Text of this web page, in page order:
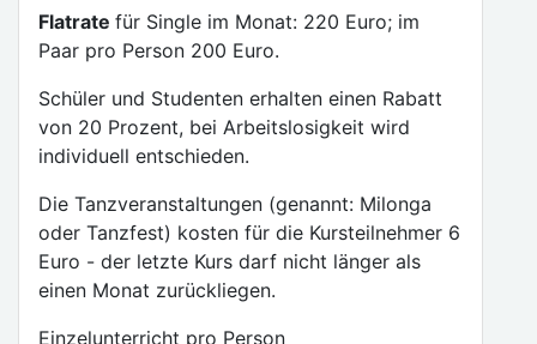
Flatrate für Single im Monat: 220 Euro; im
Paar pro Person 200 Euro.
Schüler und Studenten erhalten einen Rabatt
von 20 Prozent, bei Arbeitslosigkeit wird
individuell entschieden.
Die Tanzveranstaltungen (genannt: Milonga
oder Tanzfest) kosten für die Kursteilnehmer 6
Euro - der letzte Kurs darf nicht länger als
einen Monat zurückliegen.
Einzelunterricht pro Person